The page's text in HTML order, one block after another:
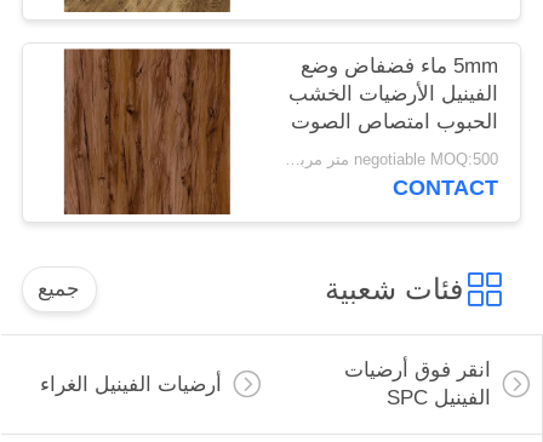
5mm ماء فضفاض وضع
الفينيل الأرضيات الخشب
الحبوب امتصاص الصوت
negotiable MOQ:500 متر مربع لكل لون
CONTACT
فئات شعبية جميع
انقر فوق أرضيات
الفينيل SPC
أرضيات الفينيل الغراء